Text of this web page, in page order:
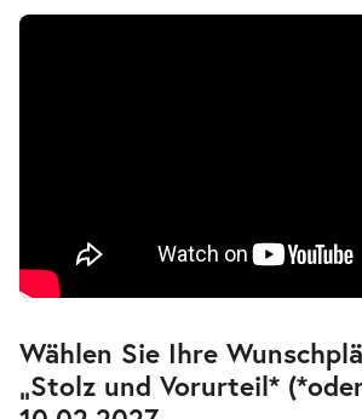
Wählen Sie Ihre
„Stolz und Vorurteil*
Zur
barrierefreien
automatischen
Bestplatzwahl